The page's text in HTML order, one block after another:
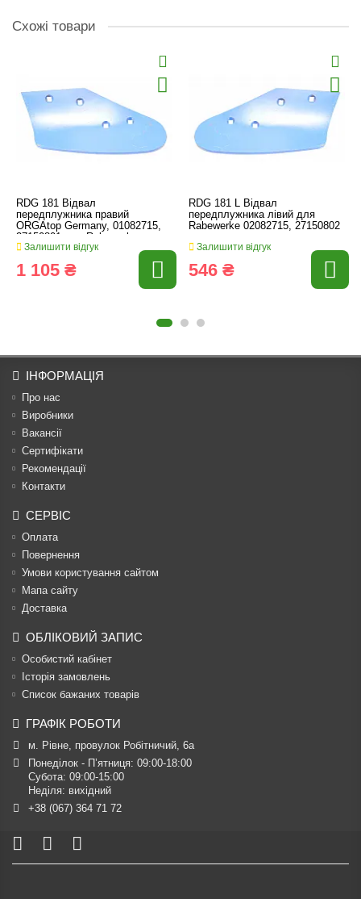
Схожі товари
RDG 181 Відвал
передплужника правий
ORGAtop Germany, 01082715,
27150801 для Rabewerke
Залишити відгук
1 105 ₴
RDG 181 L Відвал
передплужника лівий для
Rabewerke 02082715, 27150802
Залишити відгук
546 ₴
ІНФОРМАЦІЯ
Про нас
Виробники
Вакансії
Сертифікати
Рекомендації
Контакти
СЕРВІС
Оплата
Повернення
Умови користування сайтом
Мапа сайту
Доставка
ОБЛІКОВИЙ ЗАПИС
Особистий кабінет
Історія замовлень
Список бажаних товарів
ГРАФІК РОБОТИ
м. Рівне, провулок Робітничий, 6а
Понеділок - П’ятниця: 09:00-18:00
Субота: 09:00-15:00
Неділя: вихідний
+38 (067) 364 71 72